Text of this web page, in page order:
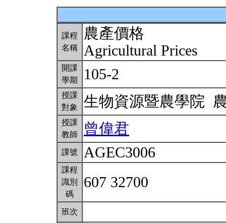
課程
名稱
農產價格
Agricultural Prices
開課
學期
105-2
授課
對象
生物資源暨農學院
授課
教師
曾偉君
課號 AGEC3006
課程
識別
碼
607 32700
班次